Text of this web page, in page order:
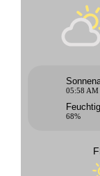
05:58 AM
68%